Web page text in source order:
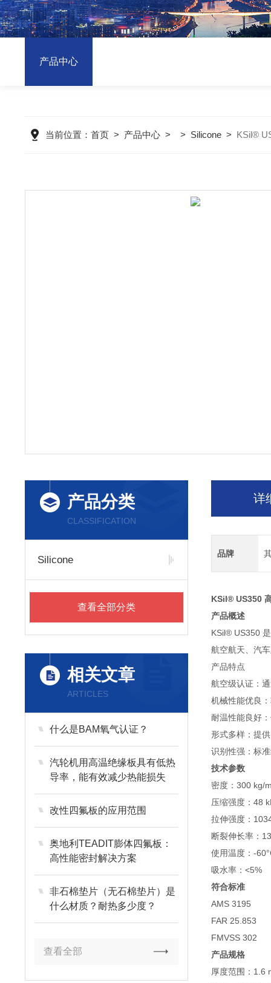
产品中心
当前位置： 首页> 产品中心> > Silicone> KSil®
产品分类
CLASSIFICATION
Silicone
查看全部分类
相关文章
ARTICLES
什么是BAM氧气认证？
汽轮机用高温绝缘板具有低热
导率，能有效减少热能损失
改性四氟板的应用范围
奥地利TEADIT膨体四氟板：
高性能密封解决方案
非石棉垫片（无石棉垫片）是
什么材质？耐热多少度？
查看全部
详
品牌
KSil® US350
产品概述
KSil® US350
航空航天、汽
产品特点
航空级认证：
机械性能优良
耐温性能良好
形式多样：提
识别性强：标
技术参数
密度：300 kg/
压缩强度：48
拉伸强度：
断裂伸长率：
使用温度：-
吸水率：<5%
符合标准
AMS 3195
FAR 25.853
FMVSS 302
产品规格
厚度范围：1.6